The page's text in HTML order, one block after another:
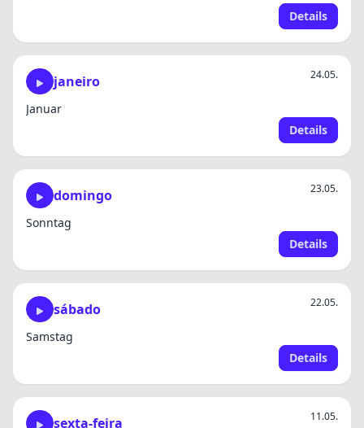
Details
janeiro 24.05.
Januar
Details
domingo 23.05.
Sonntag
Details
sábado 22.05.
Samstag
Details
sexta-feira 11.05.